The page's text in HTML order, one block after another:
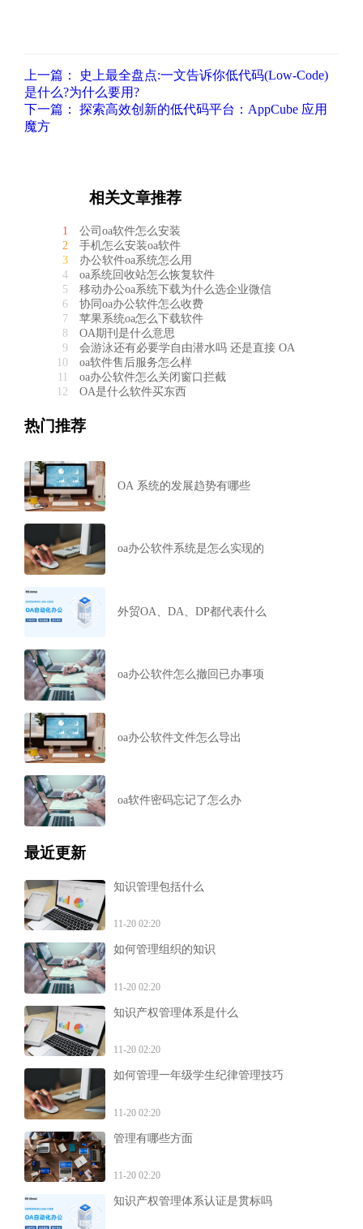
上一篇：
史上最全盘点:一文告诉你低代码(Low-Code)
是什么?为什么要用?
下一篇： 探索高效创新的低代码平台：AppCube 应用
魔方
相关文章推荐
1
公司oa软件怎么安装
2
手机怎么安装oa软件
3
办公软件oa系统怎么用
4
oa系统回收站怎么恢复软件
5
移动办公oa系统下载为什么选企业微信
6
协同oa办公软件怎么收费
7
苹果系统oa怎么下载软件
8
OA期刊是什么意思
9
会游泳还有必要学自由潜水吗 还是直接 OA
10
oa软件售后服务怎么样
11
oa办公软件怎么关闭窗口拦截
12
OA是什么软件买东西
热门推荐
OA 系统的发展趋势有哪些
oa办公软件系统是怎么实现的
外贸OA、DA、DP都代表什么
oa办公软件怎么撤回已办事项
oa办公软件文件怎么导出
oa软件密码忘记了怎么办
最近更新
知识管理包括什么
11-20 02:20
如何管理组织的知识
11-20 02:20
知识产权管理体系是什么
11-20 02:20
如何管理一年级学生纪律管理技巧
11-20 02:20
管理有哪些方面
11-20 02:20
知识产权管理体系认证是贯标吗